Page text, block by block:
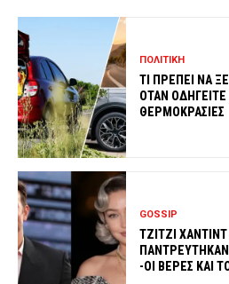
ΠΟΛΙΤΙΚΗ
ΤΙ ΠΡΕΠΕΙ ΝΑ
ΟΤΑΝ
ΘΕΡΜΟΚΡΑΣΙΕΣ
GOSSIP
ΤΖΙΤΖΙ
-ΟΙ ΒΕΡΕΣ ΚΑΙ